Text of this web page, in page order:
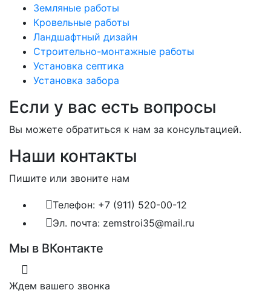
Земляные работы
Кровельные работы
Ландшафтный дизайн
Строительно-монтажные работы
Установка септика
Установка забора
Если у вас есть вопросы
Вы можете обратиться к нам за консультацией.
Наши контакты
Пишите или звоните нам
Телефон: +7 (911) 520-00-12
Эл. почта: zemstroi35@mail.ru
Мы в ВКонтакте
Ждем вашего звонка